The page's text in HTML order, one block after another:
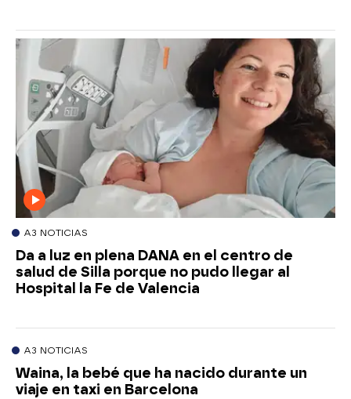
A3 NOTICIAS
Da a luz en plena DANA en el centro de
salud de Silla porque no pudo llegar al
Hospital la Fe de Valencia
A3 NOTICIAS
Waina, la bebé que ha nacido durante un
viaje en taxi en Barcelona